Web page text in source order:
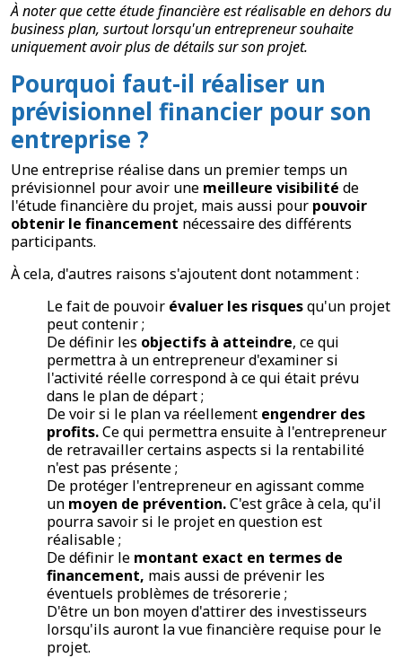
À noter que cette étude financière est réalisable en dehors du
business plan, surtout lorsqu'un entrepreneur souhaite
uniquement avoir plus de détails sur son projet.
Pourquoi faut-il réaliser un
prévisionnel financier pour son
entreprise ?
Une entreprise réalise dans un premier temps un
prévisionnel pour avoir une meilleure visibilité de
l'étude financière du projet, mais aussi pour pouvoir
obtenir le financement nécessaire des différents
participants.
À cela, d'autres raisons s'ajoutent dont notamment :
Le fait de pouvoir évaluer les risquesqu'un projet
peut contenir ;
De définir les objectifs à atteindre, ce qui
permettra à un entrepreneur d'examiner si
l'activité réelle correspond à ce qui était prévu
dans le plan de départ ;
De voir si le plan va réellement engendrer des
profits.Ce qui permettra ensuite à l'entrepreneur
de retravailler certains aspects si la rentabilité
n'est pas présente ;
De protéger l'entrepreneur en agissant comme
un moyen de prévention.C'est grâce à cela, qu'il
pourra savoir si le projet en question est
réalisable ;
De définir le montant exact en termes de
financement, mais aussi de prévenir les
éventuels problèmes de trésorerie ;
D'être un bon moyen d'attirer des investisseurs
lorsqu'ils auront la vue financière requise pour le
projet.